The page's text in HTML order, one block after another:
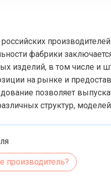
фабрики
изделий, в том числе и
на рынке и
позволяет
структур,
производитель?